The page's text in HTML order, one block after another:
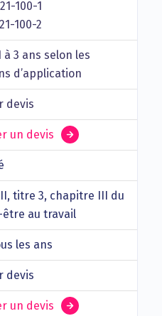
100-1
100-2
à 3 ans selon les
d’application
devis
un devis
titre 3, chapitre III du
être au travail
les ans
devis
un devis